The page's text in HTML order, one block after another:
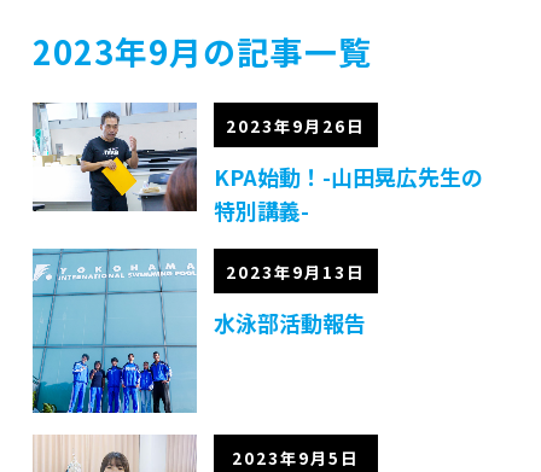
学部紹介
実習施設
入学案内
資格・就職
2023年9月の記事一覧
2023年9月26日
KPA始動！-山田晃広先生の
特別講義-
2023年9月13日
水泳部活動報告
2023年9月5日